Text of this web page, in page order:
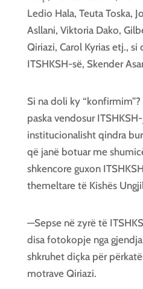
Ledio Hala, Teuta Toska,
Asllani, Viktoria Dako,
Qiriazi, Carol Kyrias etj.,
ITSHKSH-së, Skender
Si na doli ky
paska vendosur
institucionalisht qindra
që janë botuar me
shkencore guxon
themeltare të Kishës
—Sepse në zyrë të
disa fotokopje nga
shkruhet diçka për
motrave Qiriazi.